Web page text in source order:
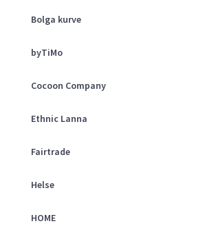
Bolga kurve
byTiMo
Cocoon Company
Ethnic Lanna
Fairtrade
Helse
HOME